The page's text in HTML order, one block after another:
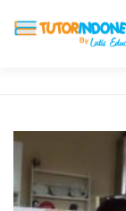
BIAYA LES